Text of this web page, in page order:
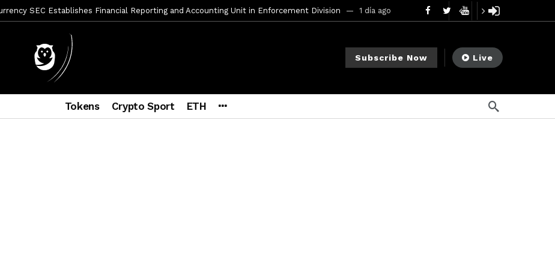
SEC Establishes Financial Reporting and Accounting Unit in Enforcement Division 1 día ago
Cryptocurrency Restoring Regulatory Clarity: Statement on Technical Amendments to Rule 0‑1(a)(7) 2 días ago
Lummis sets Trump condition for CLARITY Act passage
SEC Announces Continuation of Small Business Advisory Committee Meeting
Subscribe Now Live
Tokens Crypto Sport ETH